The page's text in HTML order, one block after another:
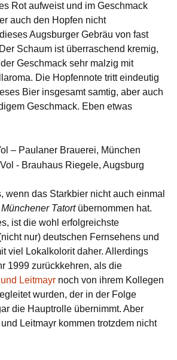
Rot aufweist und im Geschmack
auch den Hopfen nicht
Augsburger Gebräu von fast
Schaum ist überraschend kremig,
Geschmack sehr malzig mit
Die Hopfennote tritt eindeutig
Bier insgesamt samtig, aber auch
Geschmack. Eben etwas
wenn das Starkbier nicht auch einmal
Münchener Tatortübernommen hat.
ist die wohl erfolgreichste
nur) deutschen Fernsehens und
viel Lokalkolorit daher. Allerdings
1999 zurückkehren, als die
Leitmayr noch von ihrem Kollegen
wurden, der in der Folge
die Hauptrolle übernimmt. Aber
Leitmayr kommen trotzdem nicht